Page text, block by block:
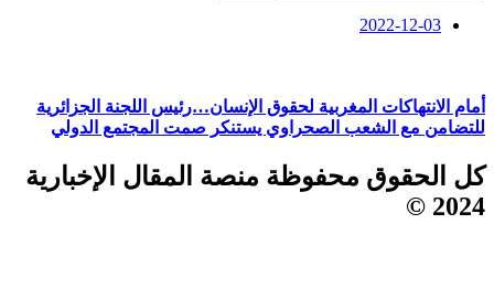
2022-12-03
أمام الانتهاكات المغربية لحقوق الإنسان…رئيس اللجنة الجزائرية
للتضامن مع الشعب الصحراوي يستنكر صمت المجتمع الدولي
كل الحقوق محفوظة منصة المقال الإخبارية
2024 ©